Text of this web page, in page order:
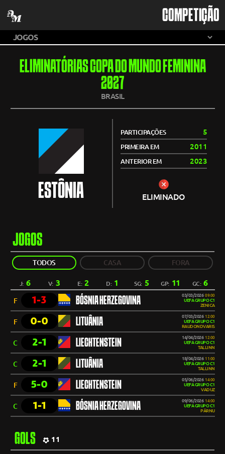
COMPETIÇÃO
ELIMINATÓRIAS COPA DO MUNDO FEMININA
2027
BRASIL
ESTÔNIA
PARTICIPAÇÕES 5
PRIMEIRA EM 2011
ANTERIOR EM 2023
ELIMINADO
JOGOS
TODOS CASA FORA
J: 6 V: 3 E:2 D: 1 SG: 5 GP: 11 GC: 6
F 1-3 BÓSNIA HERZEGOVINA 03/03/2026 09:00
UEFA GRUPO C1
ZENICA
F 0-0 LITUÂNIA 07/03/2026 12:00
UEFA GRUPO C1
RAUDONDVARIS
C 2-1 LIECHTENSTEIN 14/04/2026 12:00
UEFA GRUPO C1
TALLINN
C 2-1 LITUÂNIA 18/04/2026 11:00
UEFA GRUPO C1
TALLINN
F 5-0 LIECHTENSTEIN 05/06/2026 14:00
UEFA GRUPO C1
VADUZ
C 1-1 BÓSNIA HERZEGOVINA 09/06/2026 14:00
UEFA GRUPO C1
PÄRNU
GOLS 11